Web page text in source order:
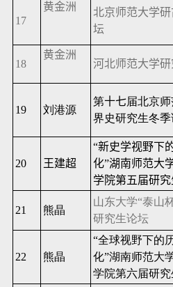
17
黄金洲
北京师范大学
坛
18
黄金洲
河北师范大学
19 刘港源
第十七届北京
界史研究生冬
20 王建超
“新史学视野下
化”湖南师范大
学院第五届研
21 熊晶
山东大学“泰山
研究生论坛
22 熊晶
“全球视野下的
化”湖南师范大
学院第六届研